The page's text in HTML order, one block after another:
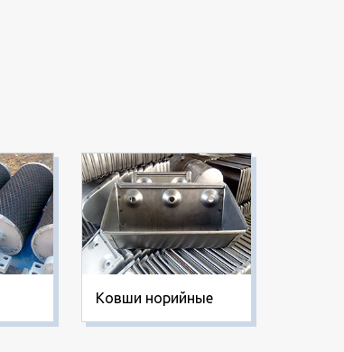
Ковши норийные